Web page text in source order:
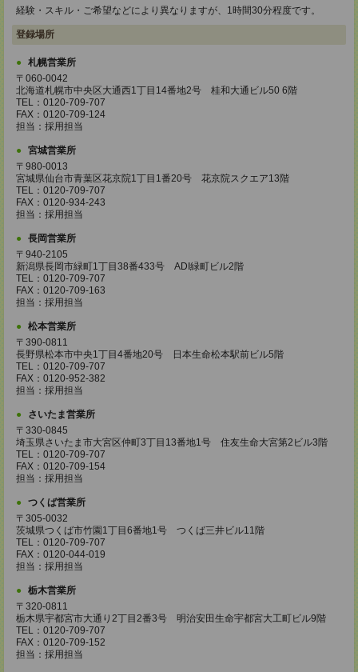
経験・スキル・ご希望などにより異なりますが、1時間30分程度です。
登録場所
札幌営業所
〒060-0042
北海道札幌市中央区大通西1丁目14番地2号 桂和大通ビル50 6階
TEL：0120-709-707
FAX：0120-709-124
担当：採用担当
宮城営業所
〒980-0013
宮城県仙台市青葉区花京院1丁目1番20号 花京院スクエア13階
TEL：0120-709-707
FAX：0120-934-243
担当：採用担当
長岡営業所
〒940-2105
新潟県長岡市緑町1丁目38番433号 ADI緑町ビル2階
TEL：0120-709-707
FAX：0120-709-163
担当：採用担当
松本営業所
〒390-0811
長野県松本市中央1丁目4番地20号 日本生命松本駅前ビル5階
TEL：0120-709-707
FAX：0120-952-382
担当：採用担当
さいたま営業所
〒330-0845
埼玉県さいたま市大宮区仲町3丁目13番地1号 住友生命大宮第2ビル3階
TEL：0120-709-707
FAX：0120-709-154
担当：採用担当
つくば営業所
〒305-0032
茨城県つくば市竹園1丁目6番地1号 つくば三井ビル11階
TEL：0120-709-707
FAX：0120-044-019
担当：採用担当
栃木営業所
〒320-0811
栃木県宇都宮市大通り2丁目2番3号 明治安田生命宇都宮大工町ビル9階
TEL：0120-709-707
FAX：0120-709-152
担当：採用担当